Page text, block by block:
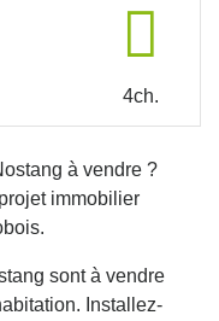
4ch.
à vendre ?
immobilier
sont à vendre
Installez-